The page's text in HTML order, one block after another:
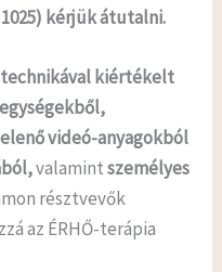
1025) kérjük átutalni.
kiértékelt
videó-anyagokból
valamintszemélyes
résztvevők
az ÉRHŐ-terápia